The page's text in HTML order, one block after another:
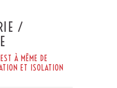
/
À MÊME DE
ET ISOLATION